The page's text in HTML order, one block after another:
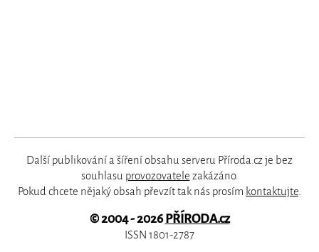
Další publikování a šíření obsahu serveru Příroda.cz je bez
souhlasu provozovatele zakázáno.
Pokud chcete nějaký obsah převzít tak nás prosím kontaktujte.
© 2004 - 2026PŘÍRODA.cz
ISSN 1801-2787